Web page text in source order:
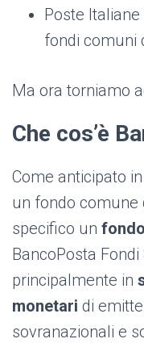
Poste
fondi comuni
Ma ora torniamo
Che cos’è
Come anticipato
un fondo comune
specifico un
BancoPosta
principalmente in
monetari di
sovranazionali e